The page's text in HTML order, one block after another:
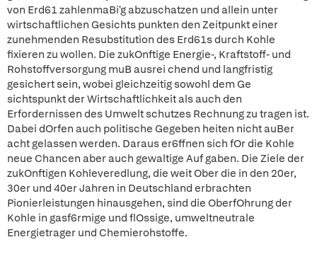
von Erd61 zahlenmaBi'g abzuschatzen und allein unter
wirtschaftlichen Gesichts punkten den Zeitpunkt einer
zunehmenden Resubstitution des Erd61s durch Kohle
fixieren zu wollen. Die zukOnftige Energie-, Kraftstoff- und
Rohstoffversorgung muB ausrei chend und langfristig
gesichert sein, wobei gleichzeitig sowohl dem Ge
sichtspunkt der Wirtschaftlichkeit als auch den
Erfordernissen des Umwelt schutzes Rechnung zu tragen ist.
Dabei dOrfen auch politische Gegeben heiten nicht auBer
acht gelassen werden. Daraus er6ffnen sich fOr die Kohle
neue Chancen aber auch gewaltige Auf gaben. Die Ziele der
zukOnftigen Kohleveredlung, die weit Ober die in den 20er,
30er und 40er Jahren in Deutschland erbrachten
Pionierleistungen hinausgehen, sind die OberfOhrung der
Kohle in gasf6rmige und flOssige, umweltneutrale
Energietrager und Chemierohstoffe.